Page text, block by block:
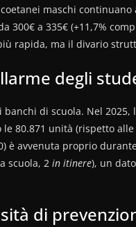
maschi
300€ a 335€ (+11,7%
rapida, ma il divario
degli
di scuola. Nel
80.871 unità (rispetto
è avvenuta proprio
scuola, 2 in itinere), un
di